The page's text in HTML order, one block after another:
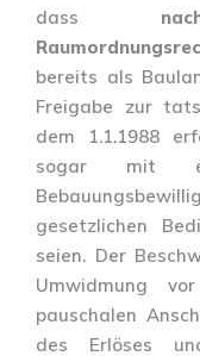
dass
bereits als
Freigabe zur
dem 1.1.1988
sogar mit
gesetzlichen
seien. Der
Umwidmung
pauschalen
des Erlöses